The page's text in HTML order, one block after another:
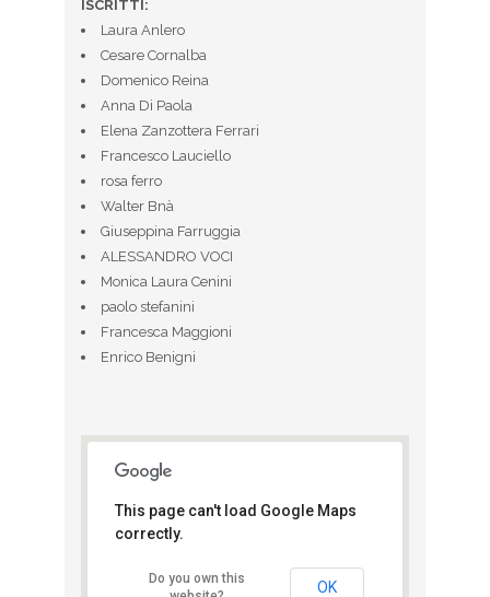
ISCRITTI:
Laura Anlero
Cesare Cornalba
Domenico Reina
Anna Di Paola
Elena Zanzottera Ferrari
Francesco Lauciello
rosa ferro
Walter Bnà
Giuseppina Farruggia
ALESSANDRO VOCI
Monica Laura Cenini
paolo stefanini
Francesca Maggioni
Enrico Benigni
adidas Runbase
Corso Sempione 10 - Milano
This page can't load Google Maps
correctly.
Do you own this
OK